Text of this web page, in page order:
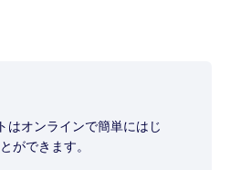
はオンラインで簡単にはじ
ができます。